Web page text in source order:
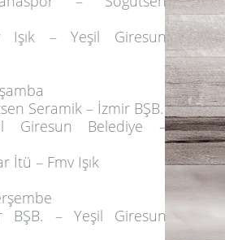
Işık – Yeşil Giresun
Seramik – İzmir BŞB.
Giresun Belediye –
İtü – Fmv Işık
BŞB. – Yeşil Giresun